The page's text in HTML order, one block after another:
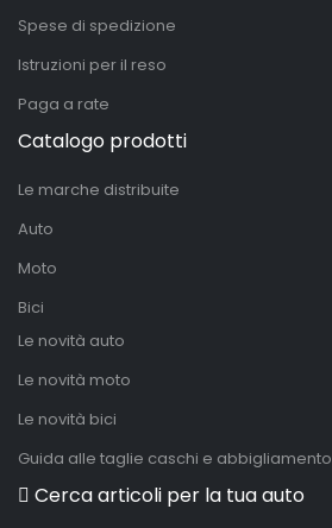
Spese di spedizione
Istruzioni per il reso
Paga a rate
Catalogo prodotti
Le marche distribuite
Auto
Moto
Bici
Le novità auto
Le novità moto
Le novità bici
Guida alle taglie caschi e abbigliamento
Cerca articoli per la tua auto